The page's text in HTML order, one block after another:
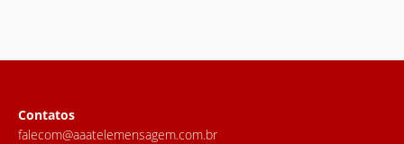
Contatos
falecom@aaatelemensagem.com.br